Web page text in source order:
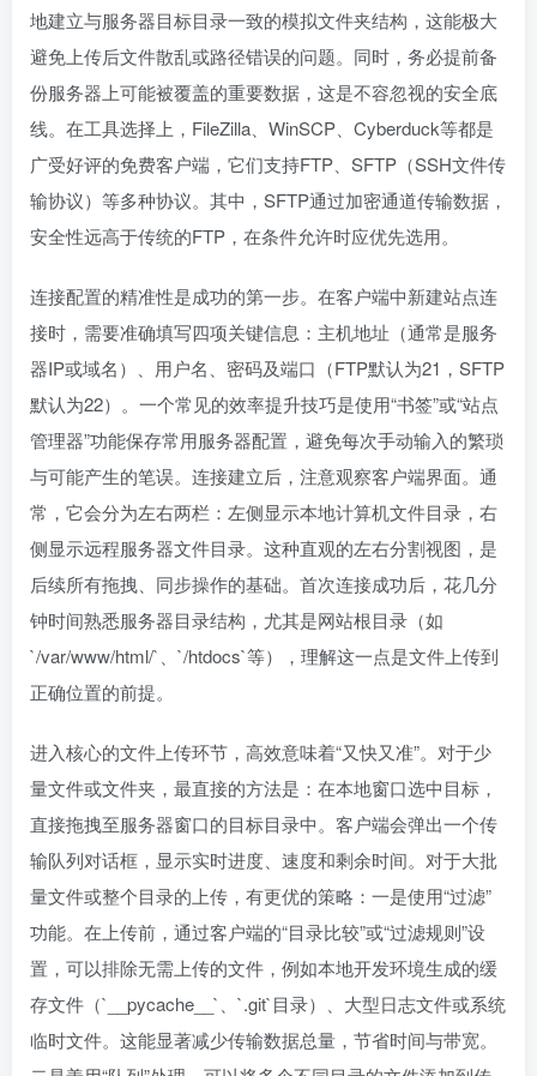
地建立与服务器目标目录一致的模拟文件夹结构，这能极大
避免上传后文件散乱或路径错误的问题。同时，务必提前备
份服务器上可能被覆盖的重要数据，这是不容忽视的安全底
线。在工具选择上，FileZilla、WinSCP、Cyberduck等都是
广受好评的免费客户端，它们支持FTP、SFTP（SSH文件传
输协议）等多种协议。其中，SFTP通过加密通道传输数据，
安全性远高于传统的FTP，在条件允许时应优先选用。
连接配置的精准性是成功的第一步。在客户端中新建站点连
接时，需要准确填写四项关键信息：主机地址（通常是服务
器IP或域名）、用户名、密码及端口（FTP默认为21，SFTP
默认为22）。一个常见的效率提升技巧是使用“书签”或“站点
管理器”功能保存常用服务器配置，避免每次手动输入的繁琐
与可能产生的笔误。连接建立后，注意观察客户端界面。通
常，它会分为左右两栏：左侧显示本地计算机文件目录，右
侧显示远程服务器文件目录。这种直观的左右分割视图，是
后续所有拖拽、同步操作的基础。首次连接成功后，花几分
钟时间熟悉服务器目录结构，尤其是网站根目录（如
`/var/www/html/`、`/htdocs`等），理解这一点是文件上传到
正确位置的前提。
进入核心的文件上传环节，高效意味着“又快又准”。对于少
量文件或文件夹，最直接的方法是：在本地窗口选中目标，
直接拖拽至服务器窗口的目标目录中。客户端会弹出一个传
输队列对话框，显示实时进度、速度和剩余时间。对于大批
量文件或整个目录的上传，有更优的策略：一是使用“过滤”
功能。在上传前，通过客户端的“目录比较”或“过滤规则”设
置，可以排除无需上传的文件，例如本地开发环境生成的缓
存文件（`__pycache__`、`.git`目录）、大型日志文件或系统
临时文件。这能显著减少传输数据总量，节省时间与带宽。